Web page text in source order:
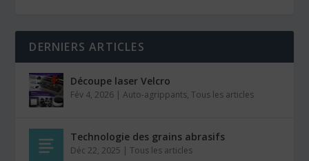
DERNIERS ARTICLES
Découpe laser Velcro
Fév 4, 2026 |Auto-agrippants,Tous les articles
Technologie des grains abrasifs
Déc 22, 2025 |Tous les articles